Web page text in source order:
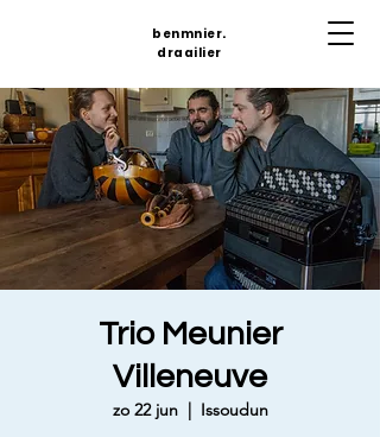
benmnier.
draailier
Trio Meunier
Villeneuve
zo 22 jun
  |
Issoudun